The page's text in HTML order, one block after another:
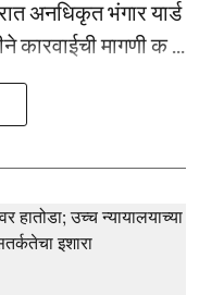
अनधिकृत भंगार यार्ड
कारवाईची मागणी क ...